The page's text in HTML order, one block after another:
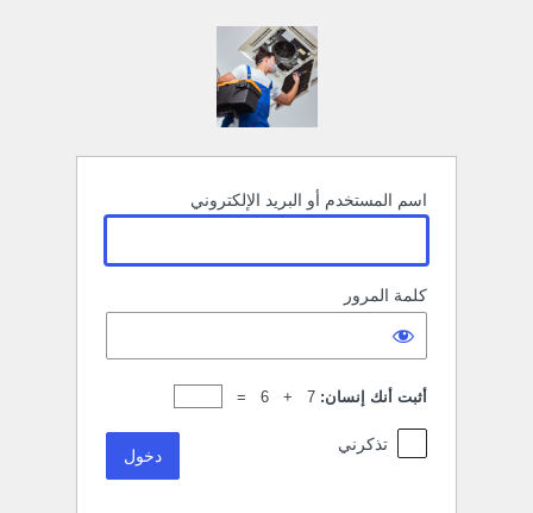
اسم المستخدم أو البريد الإلكتروني
كلمة المرور
أثبت أنك إنسان: 7 + 6 =
تذكرني